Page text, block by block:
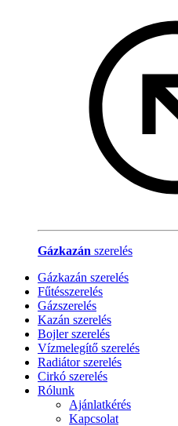
Gázkazán szerelés
Gázkazán szerelés
Fűtésszerelés
Gázszerelés
Kazán szerelés
Bojler szerelés
Vízmelegítő szerelés
Radiátor szerelés
Cirkó szerelés
Rólunk
Ajánlatkérés
Kapcsolat